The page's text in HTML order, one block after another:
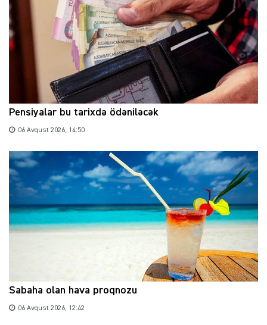
Pensiyalar bu tarixdə ödəniləcək
06 Avqust 2026, 14:50
Sabaha olan hava proqnozu
06 Avqust 2026, 12:42